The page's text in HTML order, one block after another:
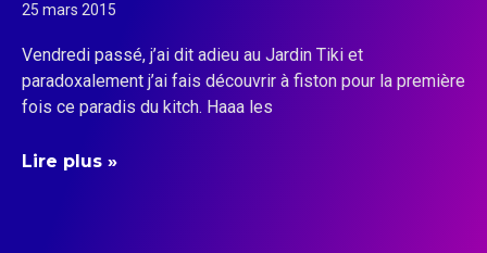
25 mars 2015
Vendredi passé, j’ai dit adieu au Jardin Tiki et
paradoxalement j’ai fais découvrir à fiston pour la première
fois ce paradis du kitch. Haaa les
Lire plus »